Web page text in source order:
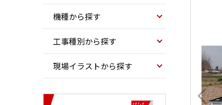
機種から探す
工事種別から探す
現場イラストから探す